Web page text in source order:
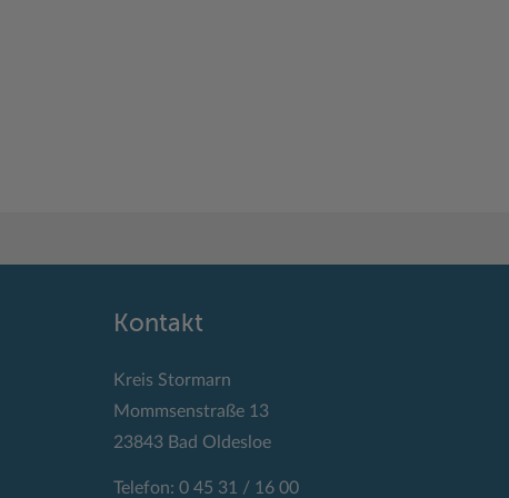
Kontakt
Kreis Stormarn
Mommsenstraße 13
23843 Bad Oldesloe
Telefon: 0 45 31 / 16 00